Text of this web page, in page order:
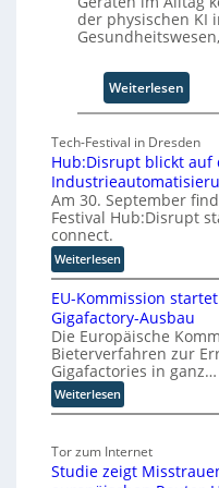
u
m
C
C
O
der physischen KI
Weiterlesen
F
n
f
S
c
h
i
t
t
e
f
ü
d
S
Tech-Festival in Dresden
Hub:Disrupt blickt auf
Am 30. September
Festival Hub:Disrupt
connect.
Weiterlesen:
H
u
b
:
D
i
s
r
p
t
EU-Kommission
Gigafactory-Ausbau
Die Europäische
Bieterverfahren zur
Gigafactories in ganz…
Weiterlesen:
E
-
K
Tor zum Internet
Studie zeigt